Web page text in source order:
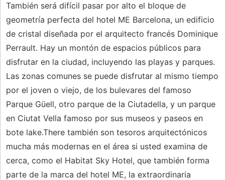
También será difícil pasar por alto el bloque de
geometría perfecta del hotel ME Barcelona, ​​un edificio
de cristal diseñada por el arquitecto francés Dominique
Perrault. Hay un montón de espacios públicos para
disfrutar en la ciudad, incluyendo las playas y parques.
Las zonas comunes se puede disfrutar al mismo tiempo
por el joven o viejo, de los bulevares del famoso
Parque Güell, otro parque de la Ciutadella, y un parque
en Ciutat Vella famoso por sus museos y paseos en
bote lake.There también son tesoros arquitectónicos
mucha más modernas en el área si usted examina de
cerca, como el Habitat Sky Hotel, que también forma
parte de la marca del hotel ME, la extraordinaria